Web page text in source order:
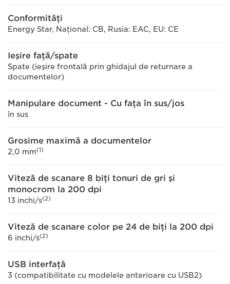
Conformităţi
Energy Star, Naţional: CB, Rusia: EAC, EU: CE
Ieşire faţă/spate
Spate (ieşire frontală prin ghidajul de returnare a
documentelor)
Manipulare document - Cu faţa în sus/jos
în sus
Grosime maximă a documentelor
2,0 mm(1)
Viteză de scanare 8 biţi tonuri de gri şi
monocrom la 200 dpi
13 inchi/s(2)
Viteză de scanare color pe 24 de biţi la 200 dpi
6 inchi/s(2)
USB interfaţă
3 (compatibilitate cu modelele anterioare cu USB2)